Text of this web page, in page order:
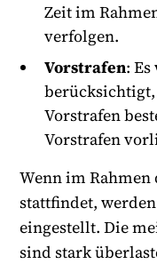
Zeit im
verfolgen.
Vorstrafen:
Vorstrafen
Vorstrafen
Wenn im Rahmen
stattfindet,
eingestellt. Die
sind stark